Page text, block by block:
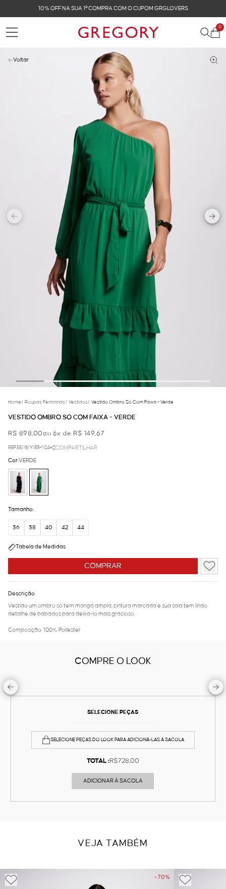
10% OFF NA SUA 1ª COMPRA COM O CUPOM GRGLOVERS
0
Voltar
Home/ Roupas Femininas/ Vestidos/ Vestido Ombro Só Com Faixa - Verde
VESTIDO OMBRO SÓ COM FAIXA - VERDE
R$ 898,00ou 6x de R$ 149,67
REF.55.05.0033-024 COMPARTILHAR
COMPRAR
Cor:VERDE
Tamanho:
36 38 40 42 44
Tabela de Medidas
Descrição
Vestido um ombro só tem manga ampla, cintura marcada e sua saia tem lindo
detalhe de babados para deixa-lo mais gracioso.
Composição: 100% Poliéster
COMPRE O LOOK
SELECIONE PEÇAS
SELECIONE PEÇAS DO LOOK PARA ADICIONÁ-LAS À SACOLA
TOTAL :R$728,00
ADICIONAR À SACOLA
VEJA TAMBÉM
- 70%